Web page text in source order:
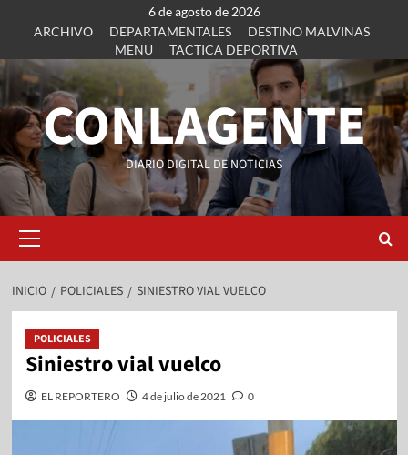
6 de agosto de 2026
ARCHIVO
DEPARTAMENTALES
DESTINO MALVINAS
MENU
TACTICA DEPORTIVA
CONLAGENTE
DIARIO DIGITAL DE NOTICIAS
INICIO POLICIALES SINIESTRO VIAL VUELCO
POLICIALES
Siniestro vial vuelco
EL REPORTERO 4 de julio de 2021 0